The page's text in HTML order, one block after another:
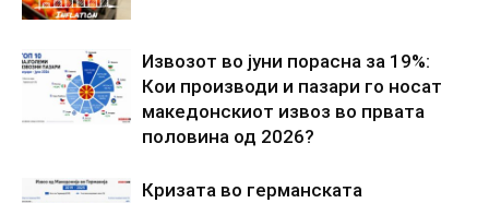
Извозот во јуни порасна за 19%:
Кои производи и пазари го носат
македонскиот извоз во првата
половина од 2026?
Кризата во германската